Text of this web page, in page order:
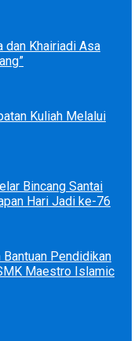
dan Khairiadi Asa
Kuliah Melalui
Bincang Santai
Hari Jadi ke-76
Bantuan Pendidikan
Maestro Islamic